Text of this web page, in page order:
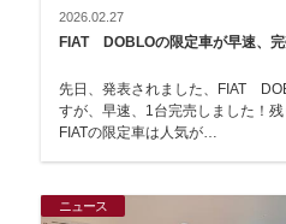
2026.02.27
FIAT DOBLOの限定車が早速、完
先日、発表されました、FIAT
すが、早速、1台完売しました！残
FIATの限定車は人気が…
ニュース